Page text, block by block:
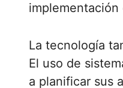
La tecnología
El uso de
a planificar sus